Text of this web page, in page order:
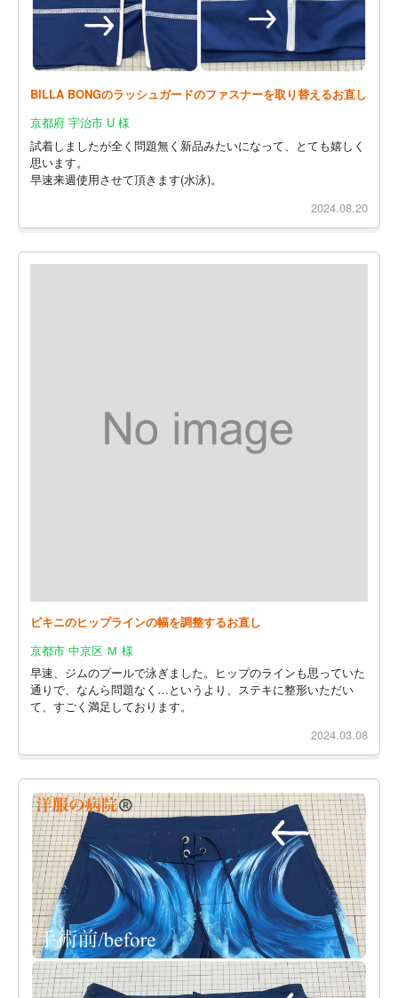
BILLA BONGのラッシュガードのファスナーを取り替えるお直し
京都府 宇治市 U 様
試着しましたが全く問題無く新品みたいになって、とても嬉しく
思います。
早速来週使用させて頂きます(水泳)。
2024.08.20
ビキニのヒップラインの幅を調整するお直し
京都市 中京区 Ｍ 様
早速、ジムのプールで泳ぎました。ヒップのラインも思っていた
通りで、なんら問題なく…というより、ステキに整形いただい
て、すごく満足しております。
2024.03.08